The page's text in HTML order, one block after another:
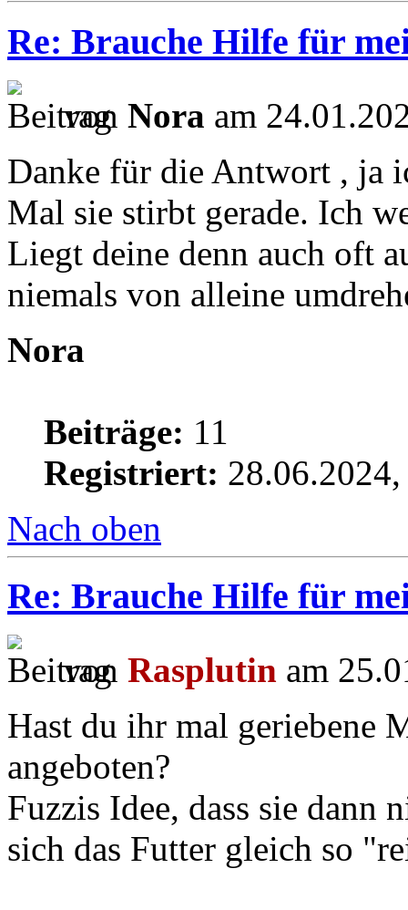
Re: Brauche Hilfe für
von Nora am
Danke für die Antwort , ja
Mal sie stirbt gerade. Ich
Liegt deine denn auch oft
niemals von alleine
Nora
Beiträge: 11
Registriert:
Nach oben
Re: Brauche Hilfe für
von Rasplutin am
Hast du ihr mal geriebene
angeboten?
Fuzzis Idee, dass sie dann
sich das Futter gleich so